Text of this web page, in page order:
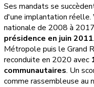
Ses mandats se
d'une implantation
nationale de 2008 à
présidence en juin 2011
Métropole puis le Grand
reconduite en 2020 avec
communautaires. Un
comme rassembleuse au